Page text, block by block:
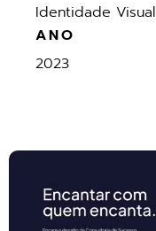
Identidade Visual
ANO
2023